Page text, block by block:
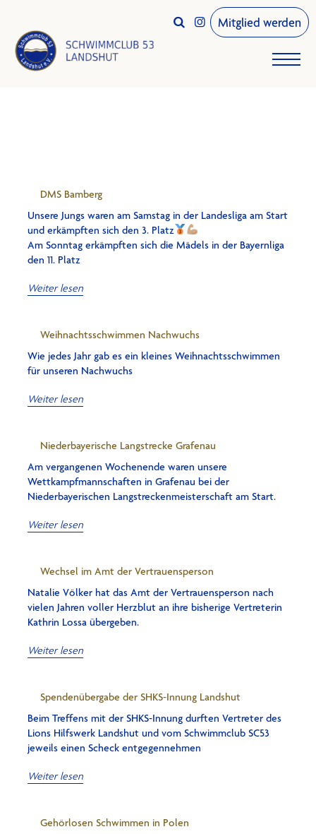
  Mitglied werden
DMS Bamberg
Unsere Jungs waren am Samstag in der Landesliga am Start
und erkämpften sich den 3. Platz
Am Sonntag erkämpften sich die Mädels in der Bayernliga
den 11. Platz
Weiter lesen
Weihnachtsschwimmen Nachwuchs
Wie jedes Jahr gab es ein kleines Weihnachtsschwimmen
für unseren Nachwuchs
Weiter lesen
Niederbayerische Langstrecke Grafenau
Am vergangenen Wochenende waren unsere
Wettkampfmannschaften in Grafenau bei der
Niederbayerischen Langstreckenmeisterschaft am Start.
Weiter lesen
Wechsel im Amt der Vertrauensperson
Natalie Völker hat das Amt der Vertrauensperson nach
vielen Jahren voller Herzblut an ihre bisherige Vertreterin
Kathrin Lossa übergeben.
Weiter lesen
Spendenübergabe der SHKS-Innung Landshut
Beim Treffens mit der SHKS-Innung durften Vertreter des
Lions Hilfswerk Landshut und vom Schwimmclub SC53
jeweils einen Scheck entgegennehmen
Weiter lesen
Gehörlosen Schwimmen in Polen